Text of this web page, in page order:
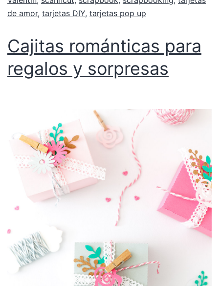
de amor, tarjetas DIY, tarjetas pop up
Cajitas románticas para
regalos y sorpresas